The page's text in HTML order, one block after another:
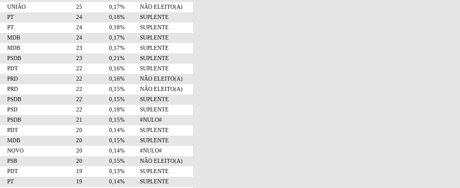
UNIÃO 25 0,17%
NÃO ELEITO(A)
PT 24 0,18%
SUPLENTE
PT 24 0,18%
SUPLENTE
MDB 24 0,17%
SUPLENTE
MDB 23 0,17%
SUPLENTE
PSDB 23 0,21%
SUPLENTE
PDT 22 0,16%
SUPLENTE
PRD 22 0,16%
NÃO ELEITO(A)
PRD 22 0,15%
NÃO ELEITO(A)
PSDB 22 0,15%
SUPLENTE
PSD 22 0,18%
SUPLENTE
PSDB 21 0,15%
#NULO#
PDT 20 0,14%
SUPLENTE
MDB 20 0,15%
SUPLENTE
NOVO 20 0,14%
#NULO#
PSB 20 0,15%
NÃO ELEITO(A)
PDT 19 0,13%
SUPLENTE
PT 19 0,14% SUPLENTE